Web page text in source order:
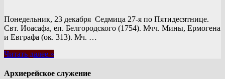
Понедельник, 23 декабря Седмица 27-я по Пятидесятнице.
Свт. Иоасафа, еп. Белгородского (1754). Мчч. Мины, Ермогена
и Евграфа (ок. 313). Мч. …
Читать далее »
Архиерейское служение